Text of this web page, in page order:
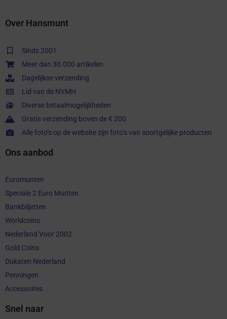
Over Hansmunt
Sinds 2001
Meer dan 30.000 artikelen
Dagelijkse verzending
Lid van de NVMH
Diverse betaalmogelijkheden
Gratis verzending boven de € 200
Alle foto’s op de website zijn foto’s van soortgelijke producten
Ons aanbod
Euromunten
Speciale 2 Euro Munten
Bankbiljetten
Worldcoins
Nederland Voor 2002
Gold Coins
Dukaten Nederland
Penningen
Accessoires
Snel naar